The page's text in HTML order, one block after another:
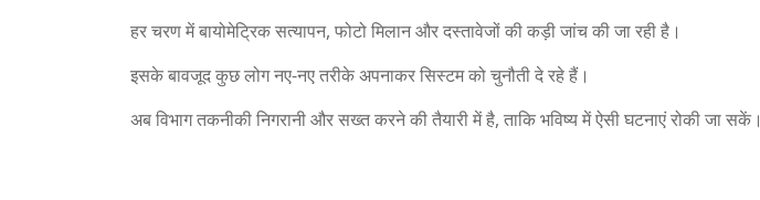
हर चरण में बायोमेट्रिक सत्यापन, फोटो मिलान और दस्तावेजों की कड़ी जांच की जा रही है।
इसके बावजूद कुछ लोग नए-नए तरीके अपनाकर सिस्टम को चुनौती दे रहे हैं।
अब विभाग तकनीकी निगरानी और सख्त करने की तैयारी में है, ताकि भविष्य में ऐसी घटनाएं रोकी जा सकें।